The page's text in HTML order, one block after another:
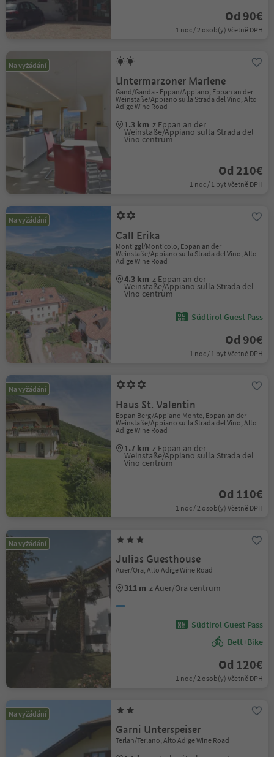
Od 90€
1 noc / 2 osob(y) Včetně DPH
Na vyžádání
Untermarzoner Marlene
Gand/Ganda - Eppan/Appiano, Eppan an der
Weinstaße/Appiano sulla Strada del Vino, Alto
Adige Wine Road
1.3 km z Eppan an der
Weinstaße/Appiano sulla Strada del
Vino centrum
Od 210€
1 noc / 1 byt Včetně DPH
Na vyžádání
Call Erika
Montiggl/Monticolo, Eppan an der
Weinstaße/Appiano sulla Strada del Vino, Alto
Adige Wine Road
4.3 km z Eppan an der
Weinstaße/Appiano sulla Strada del
Vino centrum
Südtirol Guest Pass
Od 90€
1 noc / 1 byt Včetně DPH
Na vyžádání
Haus St. Valentin
Eppan Berg/Appiano Monte, Eppan an der
Weinstaße/Appiano sulla Strada del Vino, Alto
Adige Wine Road
1.7 km z Eppan an der
Weinstaße/Appiano sulla Strada del
Vino centrum
Od 110€
1 noc / 2 osob(y) Včetně DPH
Na vyžádání
Julias Guesthouse
Auer/Ora, Alto Adige Wine Road
311 m z Auer/Ora centrum
Südtirol Guest Pass
Bett+Bike
Od 120€
1 noc / 2 osob(y) Včetně DPH
Na vyžádání
Garni Unterspeiser
Terlan/Terlano, Alto Adige Wine Road